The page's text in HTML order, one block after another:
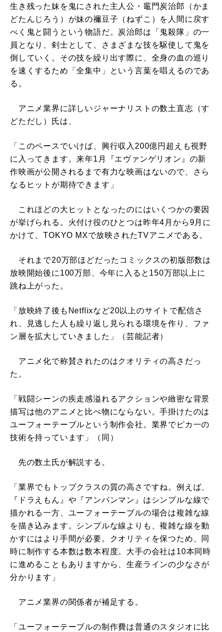
生き残った妹を鬼にされた主人公・竈門炭治郎（かま
どたんじろう）が妹の禰豆子（ねずこ）を人間に戻す
べく鬼と闘うという物語だ。炭治郎は「鬼殺隊」の一
員となり、剣士として、さまざまな技を駆使して鬼を
倒していく。その技を繰り出す際に、全身の血の巡り
を速くするため「全集中」という言葉を唱えるのであ
る。
アニメ業界に詳しいジャーナリストの数土直志（す
どただし）氏は、
「このペースでいけば、興行収入200億円超えも視野
に入ってきます。来年1月『エヴァンゲリオン』の新
作映画が公開されるまで有力な映画はないので、さら
なるヒットが期待できます」
これほどの大ヒットとなったのにはいくつかの要因
が挙げられる。火付け役のひとつは昨年4月から9月に
かけて、TOKYO MXで放映されたTVアニメである。
それまで20万部ほどだったコミックスの初版部数は
放映開始後に100万部、今年に入ると150万部以上に
跳ね上がった。
「放映終了後もNetflixなど20以上のサイトで配信さ
れ、見逃した人も繰り返し見られる環境を作り、ファ
ン層を拡大していきました」（芸能記者）
アニメ化で称賛されたのはクオリティの高さだっ
た。
「戦闘シーンの疾走感溢れるアクションや緻密な背景
描写は他のアニメと比べ物にならない。手掛けたのは
ユーフォーテーブルという制作会社。業界でピカ一の
技術を持っています」（同）
先の数土氏が解説する。
「業界でもトップクラスの質の高さですね。例えば、
『ドラえもん』や『アンパンマン』はシンプルな線で
描かれる一方、ユーフォーテーブルの場合は複雑な線
を描き込みます。シンプルな線よりも、複雑な線を動
かすにはより手間が必要。クオリティを保つため、同
時に制作する本数は数本程度。大手の会社は10本同時
に進めることもありますから、生産ラインの少なさが
分かります」
アニメ業界の関係者が補足する。
「ユーフォーテーブルの制作費は普通のスタジオに比